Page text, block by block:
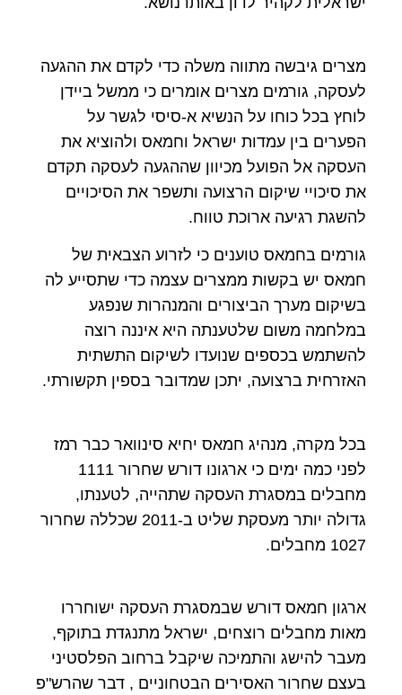
מצרים גיבשה מתווה משלה כדי לקדם את ההגעה
לעסקה, גורמים מצרים אומרים כי ממשל ביידן
לוחץ בכל כוחו על הנשיא א-סיסי לגשר על
הפערים בין עמדות ישראל וחמאס ולהוציא את
העסקה אל הפועל מכיוון שההגעה לעסקה תקדם
את סיכויי שיקום הרצועה ותשפר את הסיכויים
להשגת רגיעה ארוכת טווח.
גורמים בחמאס טוענים כי לזרוע הצבאית של
חמאס יש בקשות ממצרים עצמה כדי שתסייע לה
בשיקום מערך הביצורים והמנהרות שנפגע
במלחמה משום שלטענתה היא איננה רוצה
להשתמש בכספים שנועדו לשיקום התשתית
האזרחית ברצועה, יתכן שמדובר בספין תקשורתי.
בכל מקרה, מנהיג חמאס יחיא סינוואר כבר רמז
לפני כמה ימים כי ארגונו דורש שחרור 1111
מחבלים במסגרת העסקה שתהייה, לטענתו,
גדולה יותר מעסקת שליט ב-2011 שכללה שחרור
1027 מחבלים.
ארגון חמאס דורש שבמסגרת העסקה ישוחררו
מאות מחבלים רוצחים, ישראל מתנגדת בתוקף,
מעבר להישג והתמיכה שיקבל ברחוב הפלסטיני
בעצם שחרור האסירים הבטחוניים , דבר שהרש"פ